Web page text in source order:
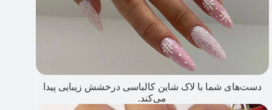
دست‌های شما با لاک شاین کالباسی درخشش زیبایی پیدا
می‌کند.